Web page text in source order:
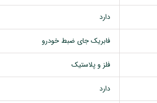
دارد
فابریک جای ضبط خودرو
فلز و پلاستیک
دارد